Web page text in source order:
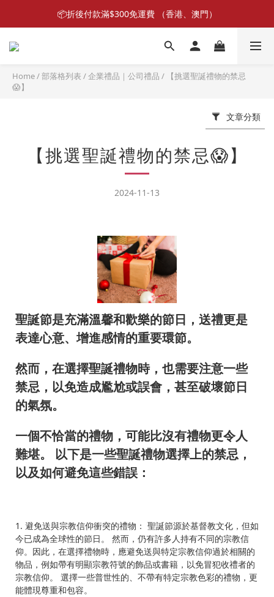
📣首張訂單滿$300即減$20📣
📦折後付款滿$300免運費 （香港、澳門）
📣首張訂單滿$300即減$20📣
Home/部落格列表 /企業禮品｜公司禮品 /
【挑選聖誕禮物的禁忌
😱】
文章分類
【挑選聖誕禮物的禁忌😱】
2024-11-13
聖誕節是充滿溫馨和歡樂的節日，送禮更是
表達心意、增進感情的重要環節。
然而，在選擇聖誕禮物時，也需要注意一些
禁忌，以免造成尷尬或誤會，甚至破壞節日
的氣氛。
一個不恰當的禮物，可能比沒有禮物更令人
難堪。 以下是一些聖誕禮物選擇上的禁忌，
以及如何避免這些錯誤：
1. 避免送與宗教信仰衝突的禮物： 聖誕節源於基督教文化，但如
今已成為全球性的節日。 然而，仍有許多人持有不同的宗教信
仰。因此，在選擇禮物時，應避免送與特定宗教信仰過於相關的
物品，例如帶有明顯宗教符號的飾品或書籍，以免冒犯收禮者的
宗教信仰。 選擇一些普世性的、不帶有特定宗教色彩的禮物，更
能體現尊重和包容。